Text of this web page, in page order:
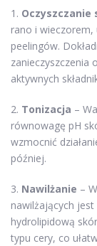
1. Oczyszczanie
rano i wieczorem,
peelingów.
zanieczyszczenia
aktywnych
2. Tonizacja –
równowagę pH
wzmocnić
później.
3. Nawilżanie –
nawilżających
hydrolipidową
typu cery, co